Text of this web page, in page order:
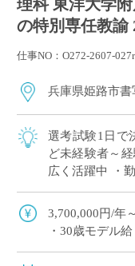
理科 東洋大学
の特別専任教諭
仕事NO：O272-2607-
兵庫県姫路市書
選考試験1日で
ど未経験者～
広く活躍中 ・
流にも注力 ※
3,700,000円/年
・30歳モデル